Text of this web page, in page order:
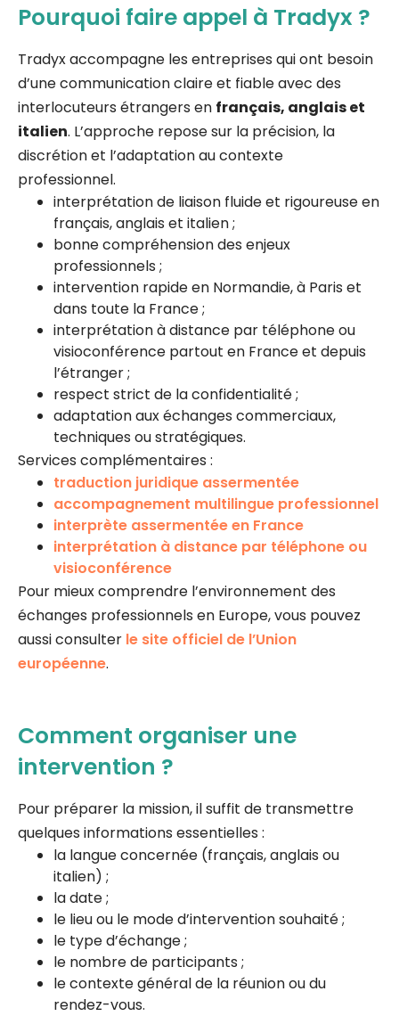
Pourquoi faire appel à Tradyx ?
Tradyx accompagne les entreprises qui ont besoin
d’une communication claire et fiable avec des
interlocuteurs étrangers en français, anglais et
italien. L’approche repose sur la précision, la
discrétion et l’adaptation au contexte
professionnel.
interprétation de liaison fluide et rigoureuse en
français, anglais et italien ;
bonne compréhension des enjeux
professionnels ;
intervention rapide en Normandie, à Paris et
dans toute la France ;
interprétation à distance par téléphone ou
visioconférence partout en France et depuis
l’étranger ;
respect strict de la confidentialité ;
adaptation aux échanges commerciaux,
techniques ou stratégiques.
Services complémentaires :
traduction juridique assermentée
accompagnement multilingue professionnel
interprète assermentée en France
interprétation à distance par téléphone ou
visioconférence
Pour mieux comprendre l’environnement des
échanges professionnels en Europe, vous pouvez
aussi consulter le site officiel de l’Union
européenne.
Comment organiser une
intervention ?
Pour préparer la mission, il suffit de transmettre
quelques informations essentielles :
la langue concernée (français, anglais ou
italien) ;
la date ;
le lieu ou le mode d’intervention souhaité ;
le type d’échange ;
le nombre de participants ;
le contexte général de la réunion ou du
rendez-vous.